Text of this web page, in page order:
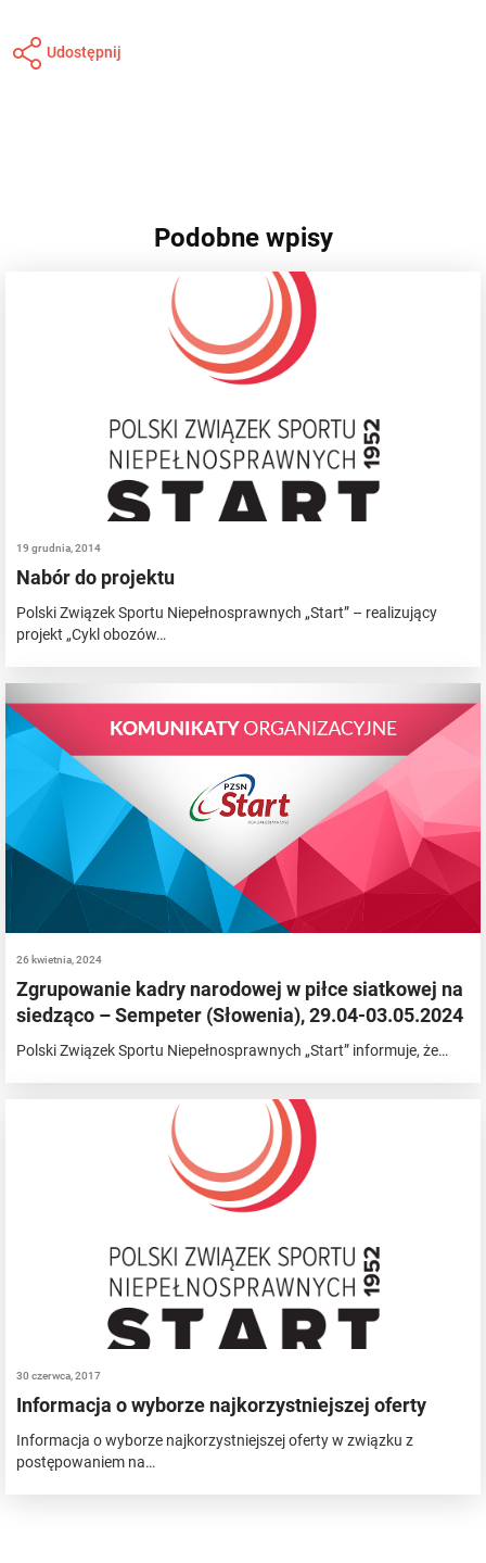
Udostępnij
Podobne wpisy
19 grudnia, 2014
Nabór do projektu
Polski Związek Sportu Niepełnosprawnych „Start” – realizujący
projekt „Cykl obozów…
26 kwietnia, 2024
Zgrupowanie kadry narodowej w piłce siatkowej na
siedząco – Sempeter (Słowenia), 29.04-03.05.2024
Polski Związek Sportu Niepełnosprawnych „Start” informuje, że…
30 czerwca, 2017
Informacja o wyborze najkorzystniejszej oferty
Informacja o wyborze najkorzystniejszej oferty w związku z
postępowaniem na…